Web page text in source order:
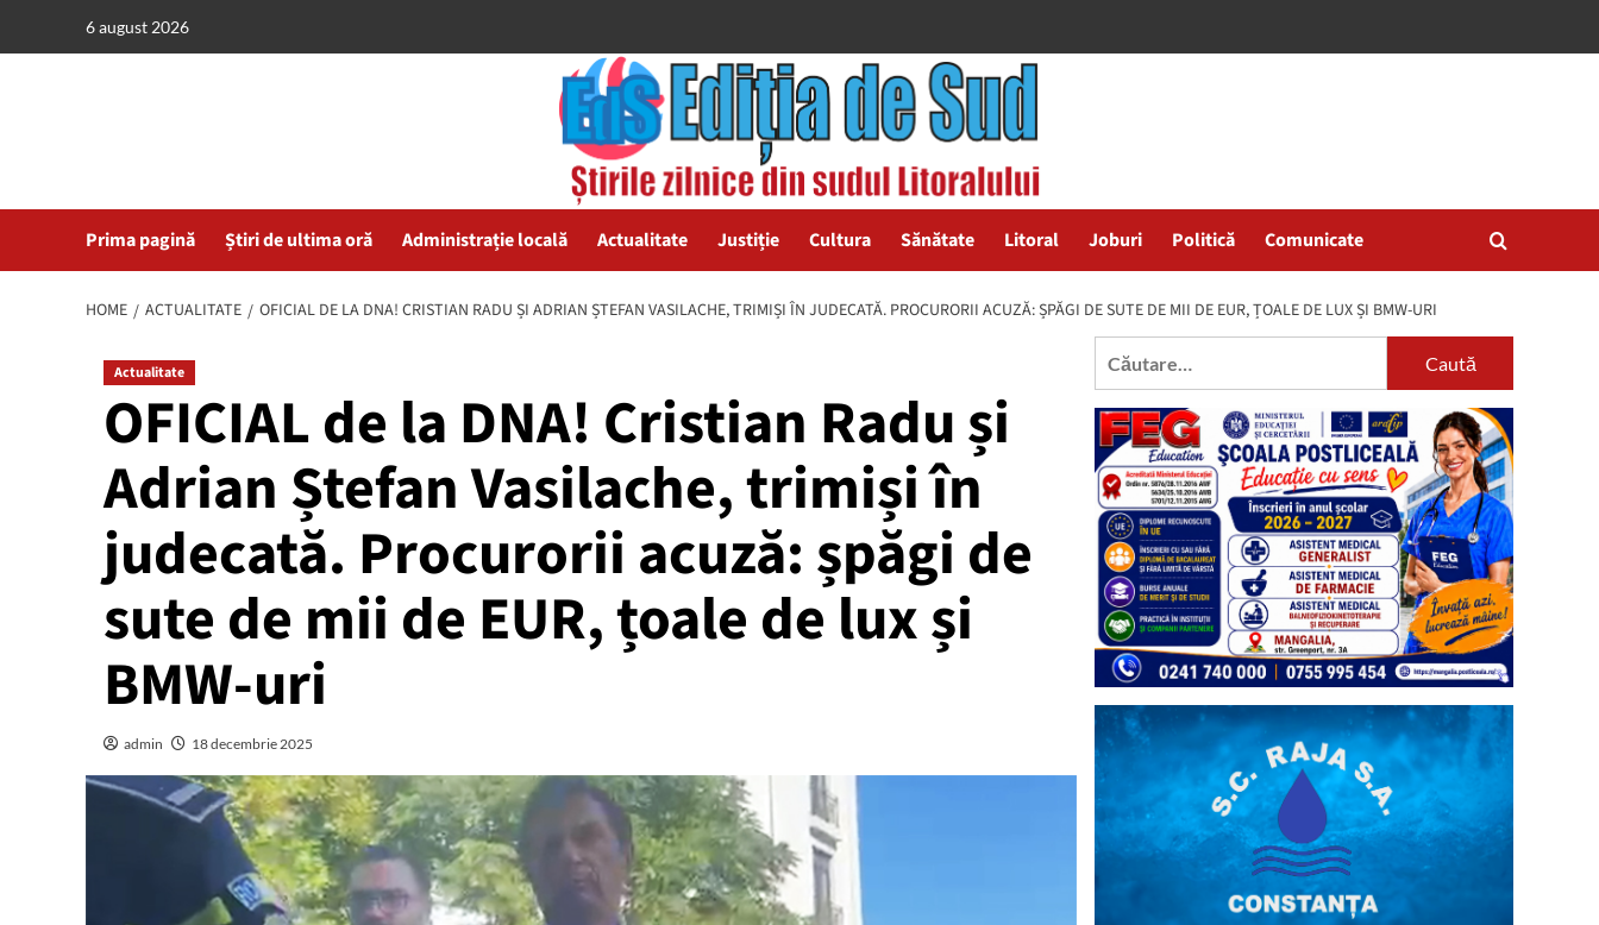
6 august 2026
Prima pagină Știri de ultima oră Administrație locală Actualitate Justiție Cultura Sănătate Litoral Joburi Politică Comunicate
HOME ACTUALITATE OFICIAL DE LA DNA! CRISTIAN RADU ȘI ADRIAN ȘTEFAN VASILACHE, TRIMIȘI ÎN JUDECATĂ. PROCURORII ACUZĂ: ȘPĂGI DE SUTE DE MII DE EUR, ȚOALE DE LUX ȘI BMW-URI
Actualitate
OFICIAL de la DNA! Cristian Radu și
Adrian Ștefan Vasilache, trimiși în
judecată. Procurorii acuză: șpăgi de
sute de mii de EUR, țoale de lux și
BMW-uri
admin 18 decembrie 2025
Caută